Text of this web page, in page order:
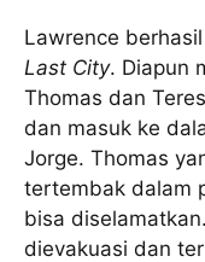
Lawrence
Last City. Diapun
Thomas dan
dan masuk ke
Jorge. Thomas
tertembak dalam
bisa
dievakuasi dan